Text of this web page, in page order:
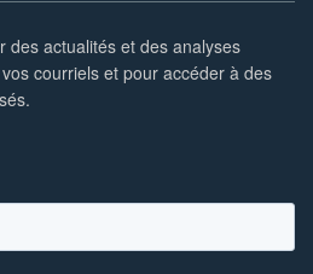
des actualités et des analyses
courriels et pour accéder à des